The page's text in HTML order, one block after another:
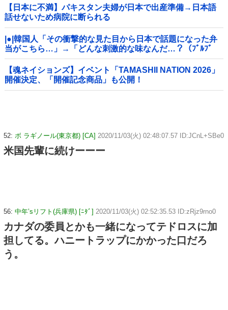
【日本に不満】パキスタン夫婦が日本で出産準備→日本語
話せないため病院に断られる
|●|韓国人「その衝撃的な見た目から日本で話題になった弁
当がこちら…」→「どんな刺激的な味なんだ…？（ﾌﾞﾙﾌﾞ
ﾙ」＝韓国の反応
【魂ネイションズ】イベント「TAMASHII NATION 2026」
開催決定、「開催記念商品」も公開！
52: ボ ラギノール(東京都) [CA] 2020/11/03(火) 02:48:07.57 ID:JCnL+SBe0
米国先輩に続けーーー
56: 中年’sリフト(兵庫県) [ﾆﾀﾞ] 2020/11/03(火) 02:52:35.53 ID:zRjz9rno0
カナダの委員とかも一緒になってテドロスに加
担してる。ハニートラップにかかった口だろ
う。